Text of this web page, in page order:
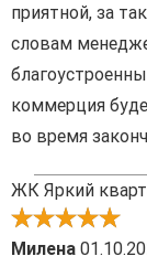
приятной, за
словам
коммерция
во время
ЖК Яркий
Милена